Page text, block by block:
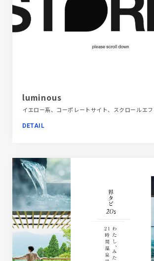
luminous
DETAIL